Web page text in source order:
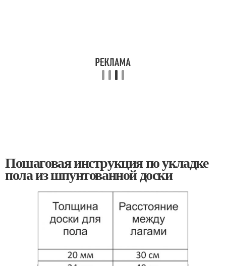
Пошаговая инструкция по укладке
пола из шпунтованной доски